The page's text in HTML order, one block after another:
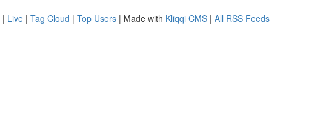
| Live | Tag Cloud | Top Users | Made with Kliqqi CMS | All RSS Feeds